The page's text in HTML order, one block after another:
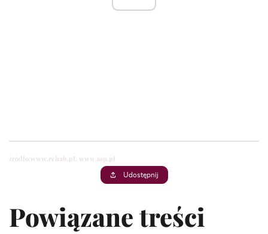
źródło:www.rehab.pl, www.mp.pl
Udostępnij
Powiązane treści